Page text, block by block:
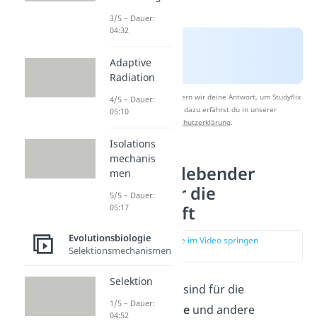
Nach Beantwortung speichern wir deine Antwort, um Studyflix
zu verbessern. Mehr dazu erfährst du in unserer
Datenschutzerklärung
Bedeutung lebender
Fossilien für die
Wissenschaft
zur Stelle im Video springen
(01:26)
Lebende Fossilien sind für die
Evolutionsbiologie und andere
3/5 – Dauer:
04:32
Adaptive
Radiation
4/5 – Dauer:
05:10
Isolations
mechanis
men
5/5 – Dauer:
05:17
Evolutionsbiologie
Selektionsmechanismen
Selektion
1/5 – Dauer:
04:52